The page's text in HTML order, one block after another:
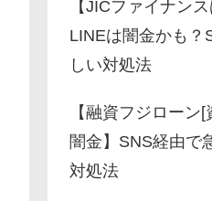
【JICファイナン
LINEは闇金かも？
しい対処法
【融資フジローン
闇金】SNS経由で
対処法